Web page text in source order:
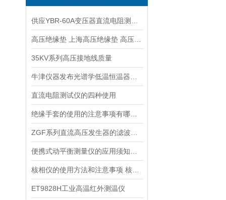
35KV系列高压接地线质量
直流电阻测试仪的四种使用
ET9828H工业高温红外测温仪